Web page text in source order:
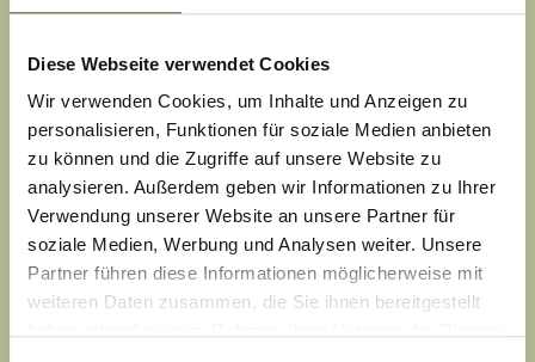
Diese Webseite verwendet Cookies
Wir verwenden Cookies, um Inhalte und Anzeigen zu
personalisieren, Funktionen für soziale Medien anbieten
zu können und die Zugriffe auf unsere Website zu
analysieren. Außerdem geben wir Informationen zu Ihrer
Verwendung unserer Website an unsere Partner für
soziale Medien, Werbung und Analysen weiter. Unsere
Partner führen diese Informationen möglicherweise mit
weiteren Daten zusammen, die Sie ihnen bereitgestellt
Elektroantrieb, Griff, Griffleiste, Kette, Schnur
Führung
optional, seitlich mit Seil
Anwendungsbereich
Bildschirmarbeitsplätze, Dachfenster, Fenster, Türen
Montage
Glasleiste, Klebeleiste, Klemmträger, Deckenmontage,
Wandmontage